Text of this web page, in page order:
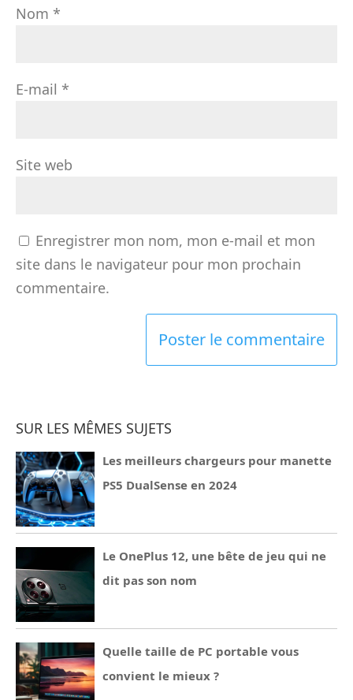
Nom *
E-mail *
Site web
Enregistrer mon nom, mon e-mail et mon
site dans le navigateur pour mon prochain
commentaire.
SUR LES MÊMES SUJETS
Les meilleurs chargeurs pour manette
PS5 DualSense en 2024
Le OnePlus 12, une bête de jeu qui ne
dit pas son nom
Quelle taille de PC portable vous
convient le mieux ?